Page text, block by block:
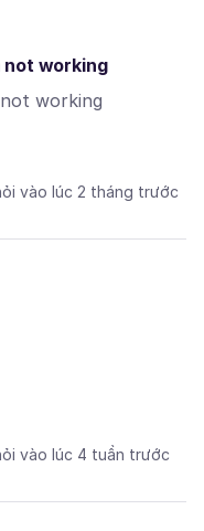
working
working
vào lúc 2 tháng trước
vào lúc 4 tuần trước